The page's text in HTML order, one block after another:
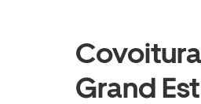
Grand Est